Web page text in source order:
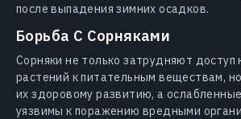
после выпадения зимних осадков.
Борьба С Сорняками
Сорняки не только затрудняют доступ
растений к питательным веществам,
их здоровому развитию, а
уязвимы к поражению вредными